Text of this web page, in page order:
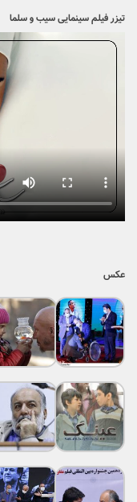
تیزر فیلم سینمایی سیب و سلما
عکس